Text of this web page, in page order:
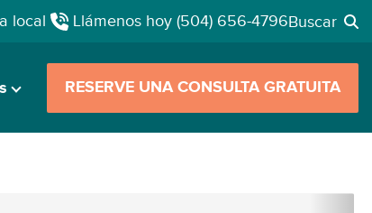
local Llámenos hoy (504) 656-4796Buscar
RESERVE UNA CONSULTA GRATUITA